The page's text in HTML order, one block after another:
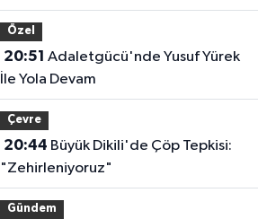
Özel
20:51
İle Yola Devam
Çevre
20:44
"Zehirleniyoruz"
Gündem